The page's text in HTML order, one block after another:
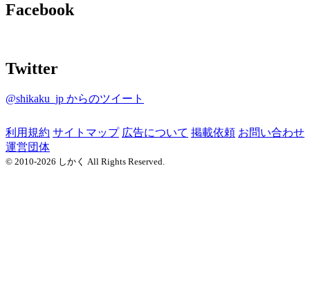
Facebook
Twitter
@shikaku_jp からのツイート
利用規約 サイトマップ 広告について 掲載依頼 お問い合わせ
運営団体
© 2010-2026 しかく All Rights Reserved.